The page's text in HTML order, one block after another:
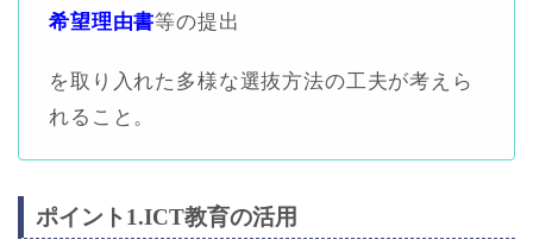
希望理由書等の提出
を取り入れた多様な選抜方法の工夫が考えら
れること。
ポイント1.ICT教育の活用